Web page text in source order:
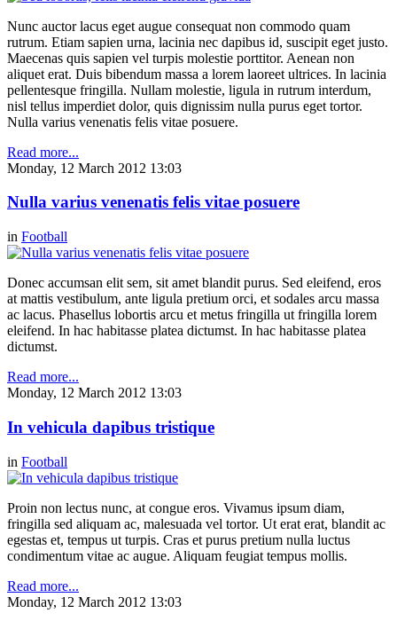
Nunc auctor lacus eget augue consequat non commodo quam
rutrum. Etiam sapien urna, lacinia nec dapibus id, suscipit eget justo.
Maecenas quis sapien vel turpis molestie porttitor. Aenean non
aliquet erat. Duis bibendum massa a lorem laoreet ultrices. In lacinia
pellentesque fringilla. Nullam molestie, ligula in rutrum interdum,
nisl tellus imperdiet dolor, quis dignissim nulla purus eget tortor.
Nulla varius venenatis felis vitae posuere.
Read more...
Monday, 12 March 2012 13:03
Nulla varius venenatis felis vitae posuere
in Football
Donec accumsan elit sem, sit amet blandit purus. Sed eleifend, eros
at mattis vestibulum, ante ligula pretium orci, et sodales arcu massa
ac lacus. Phasellus lobortis arcu et metus fringilla ut fringilla lorem
eleifend. In hac habitasse platea dictumst. In hac habitasse platea
dictumst.
Read more...
Monday, 12 March 2012 13:03
In vehicula dapibus tristique
in Football
Proin non lectus nunc, at congue eros. Vivamus ipsum diam,
fringilla sed aliquam ac, malesuada vel tortor. Ut erat erat, blandit ac
egestas et, tempus ut turpis. Cras et purus pretium nulla luctus
condimentum vitae ac augue. Aliquam feugiat tempus mollis.
Read more...
Monday, 12 March 2012 13:03